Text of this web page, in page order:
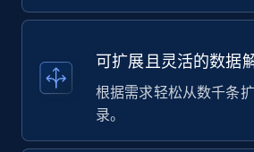
可扩展且灵活的数据
根据需求轻松从数千条
录。